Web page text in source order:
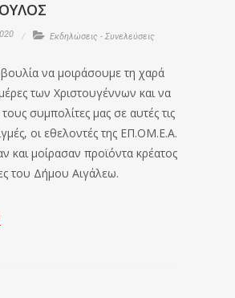
Εκδηλώσεις - Συνελεύσεις
να μοιράσουμε τη χαρά
μέρες των Χριστουγέννων και να
συμπολίτες μας σε αυτές τις
οι εθελοντές της ΕΠ.ΟΜ.Ε.Α.
και μοίρασαν προϊόντα κρέατος
του Δήμου Αιγάλεω.